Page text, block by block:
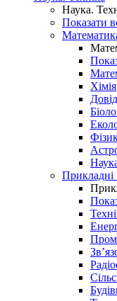
Наука.
Показати
Хімія
Прикладні